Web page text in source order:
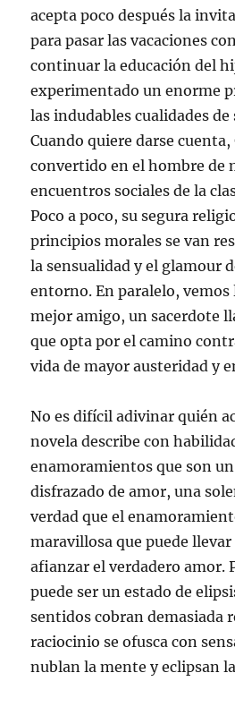
acepta poco después la
para pasar las vacaciones
continuar la educación del
experimentado un enorme
las indudables cualidades
Cuando quiere darse
convertido en el hombre de
encuentros sociales de la
Poco a poco, su segura
principios morales se van
la sensualidad y el glamour
entorno. En paralelo,
mejor amigo, un sacerdote
que opta por el camino
vida de mayor austeridad y
No es difícil adivinar quién
novela describe con
enamoramientos que son
disfrazado de amor, una
verdad que el
maravillosa que puede llevar
afianzar el verdadero amor.
puede ser un estado de
sentidos cobran demasiada
raciocinio se ofusca con
nublan la mente y eclipsan